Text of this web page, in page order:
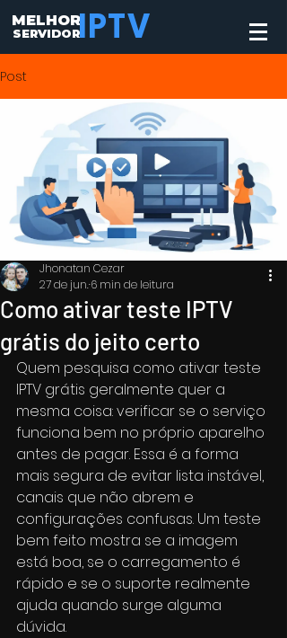
SERVIDOR
MELHORIPTV
Post
Como ativar teste IPTV
grátis do jeito certo
Jhonatan Cezar
27 de jun.6 min de leitura
Quem pesquisa como ativar teste
IPTV grátis geralmente quer a
mesma coisa: verificar se o serviço
funciona bem no próprio aparelho
antes de pagar. Essa é a forma
mais segura de evitar lista instável,
canais que não abrem e
configurações confusas. Um teste
bem feito mostra se a imagem
está boa, se o carregamento é
rápido e se o suporte realmente
ajuda quando surge alguma
dúvida.